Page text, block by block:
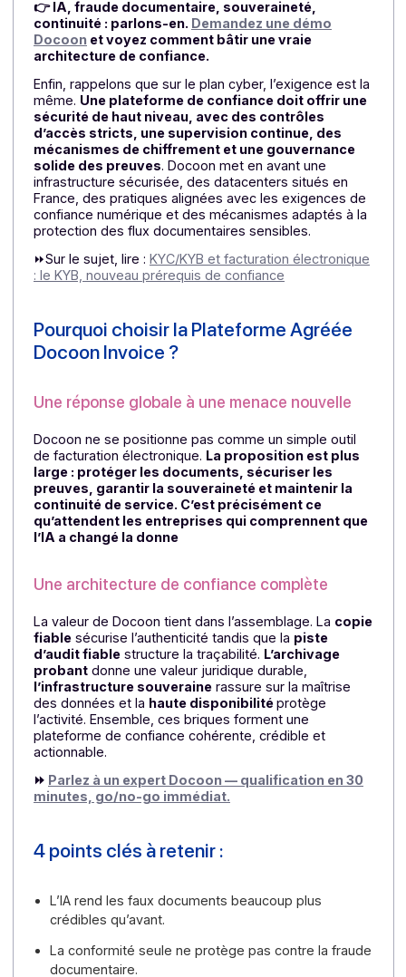
uniquement par la conformité, le coût ou la
richesse fonctionnelle. Il engage la maîtrise
des données stratégiques de l’entreprise,
sa résilience opérationnelle et sa capacité à
rester indépendante dans la durée.
La vraie question n’est donc plus : “ma
solution est-elle conforme ?” La vraie
question est : “le cadre technique et
juridique qui porte mes flux financiers
critiques est-il à la hauteur de mes enjeux
business ?”
Pour les dirigeants, le sujet est désormais
clair :choisir une plateforme de
facturation électronique revient aussi à
décision d’infrastructure critique. »
👉IA, fraude documentaire, souveraineté,
Docoonet voyez comment bâtir une vraie
architecture de confiance.
Enfin, rappelons que sur le plan cyber, l’exigence est
même.Une plateforme de confiance doit offrir
sécurité de haut niveau, avec des contrôles
d’accès stricts, une supervision continue, des
mécanismes de chiffrement et une gouvernance
solide des preuves
confiance numérique et des mécanismes adaptés à
⏩Sur le sujet, lire :KYC/KYB et facturation
: le KYB, nouveau prérequis de confiance
Pourquoi choisir la Plateforme Agréée
Docoon Invoice ?
Une réponse globale à une menace nouvelle
Docoon ne se positionne pas comme un simple outil
de facturation électronique.
preuves, garantir la souveraineté et maintenir la
continuité de service. C’est précisément ce
qu’attendent les entreprises qui comprennent
l’IA a changé la donne